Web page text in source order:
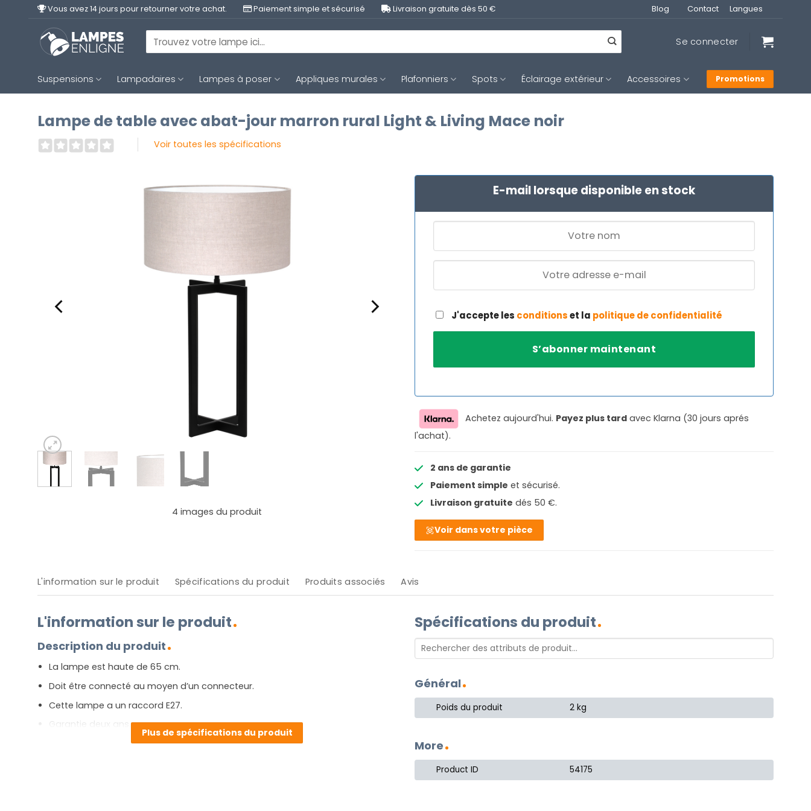
Vous avez 14 jours pour retourner votre achat. Paiement simple et sécurisé Livraison gratuite dès 50 € Blog Contact Langues
Recherche
pour :
Se connecter
Suspensions Lampadaires Lampes à poser Appliques murales Plafonniers Spots Éclairage extérieur Accessoires Promotions
Lampe de table avec abat-jour marron rural Light & Living Mace noir
Voir toutes les spécifications
4 images du produit
E-mail lorsque disponible en stock
J'accepte les conditionset la politique de confidentialité
Achetez aujourd'hui. Payez plus tard avec Klarna (30 jours aprés
l'achat).
2 ans de garantie
Paiement simple et sécurisé.
Livraison gratuite dés 50 €.
Voir dans votre pièce
L'information sur le produit Spécifications du produit Produits associés Avis
L'information sur le produit
Description du produit
La lampe est haute de 65 cm.
Doit être connecté au moyen d’un connecteur.
Cette lampe a un raccord E27.
Garantie deux ans.
Plus de spécifications du produit
Spécifications du produit
Général
Poids du produit 2 kg
More
Product ID 54175